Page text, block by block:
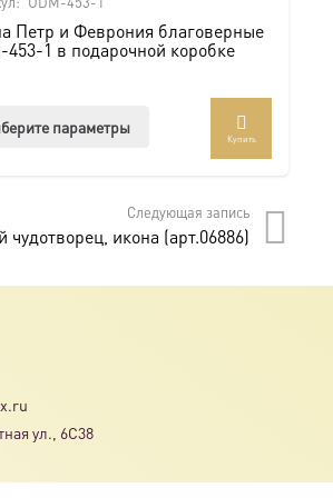
Петр и Феврония благоверные
453-1 в подарочной коробке
параметры
вариаций.
Опции
Купить
Следующая запись
икона (арт.06886)
ул., 6С38